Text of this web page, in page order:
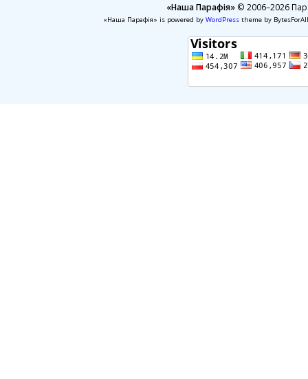
«Наша Парафія»© 2006–2026
«Наша Парафія» is powered by WordPresstheme by